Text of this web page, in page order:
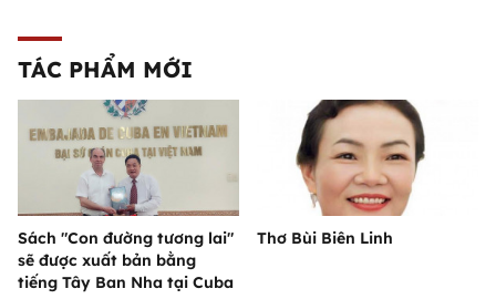
TÁC PHẨM MỚI
Sách "Con đường tương lai"
sẽ được xuất bản bằng
tiếng Tây Ban Nha tại Cuba
Thơ Bùi Biên Linh